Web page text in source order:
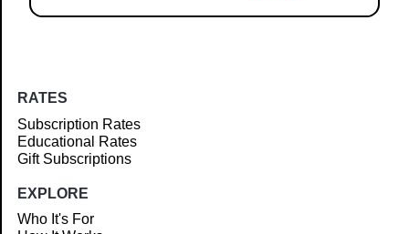
RATES
Subscription Rates
Educational Rates
Gift Subscriptions
EXPLORE
Who It's For